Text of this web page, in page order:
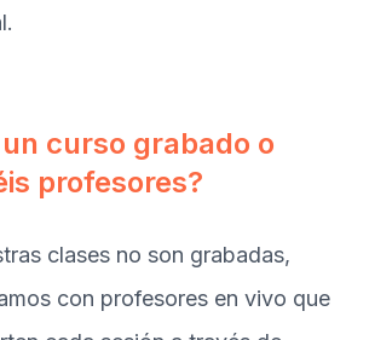
un curso grabado o
profesores?
clases no son grabadas,
con profesores en vivo que